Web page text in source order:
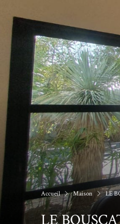
Accueil Maison LE